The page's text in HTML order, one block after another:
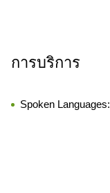
การบริการ
Spoken Languages: